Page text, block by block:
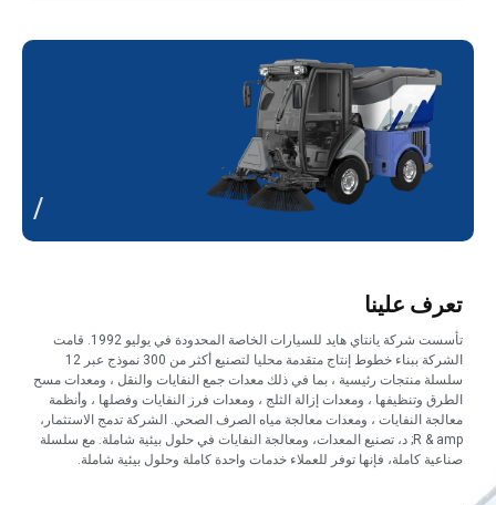
/
تعرف علينا
تأسست شركة يانتاي هايد للسيارات الخاصة المحدودة في يوليو 1992. قامت
الشركة ببناء خطوط إنتاج متقدمة محليا لتصنيع أكثر من 300 نموذج عبر 12
سلسلة منتجات رئيسية ، بما في ذلك معدات جمع النفايات والنقل ، ومعدات مسح
الطرق وتنظيفها ، ومعدات إزالة الثلج ، ومعدات فرز النفايات وفصلها ، وأنظمة
معالجة النفايات ، ومعدات معالجة مياه الصرف الصحي. الشركة تدمج الاستثمار،
R & amp; د، تصنيع المعدات، ومعالجة النفايات في حلول بيئية شاملة. مع سلسلة
صناعية كاملة، فإنها توفر للعملاء خدمات واحدة كاملة وحلول بيئية شاملة.